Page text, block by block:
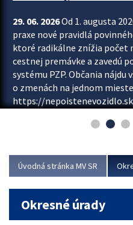
29. 06. 2026Od 1. augusta
praxe nové pravidlá
ktoré radikálne znížia počet
cestnej premávke a zavedú
systému PZP. Občania
o zmenách na jednom
https://
asociácie poisťovní
Viac
Úvodná stránka MV SR
Okresné úrady